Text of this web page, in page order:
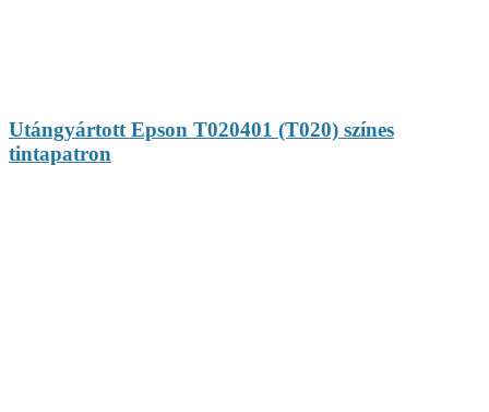
Utángyártott Epson T020401 (T020) színes
tintapatron